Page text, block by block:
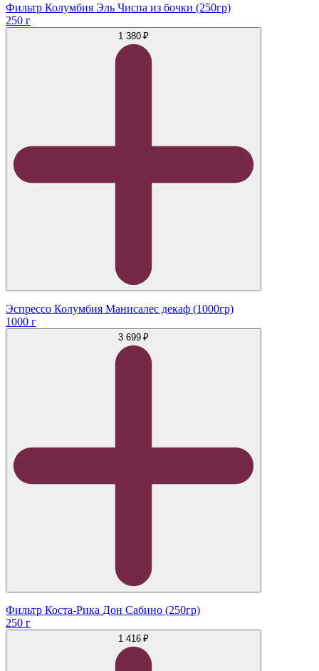
Фильтр Колумбия Эль Чиспа из бочки (250гр)
250 г
1 380 ₽
Эспрессо Колумбия Манисалес декаф (1000гр)
1000 г
3 699 ₽
Фильтр Коста-Рика Дон Сабино (250гр)
250 г
1 416 ₽